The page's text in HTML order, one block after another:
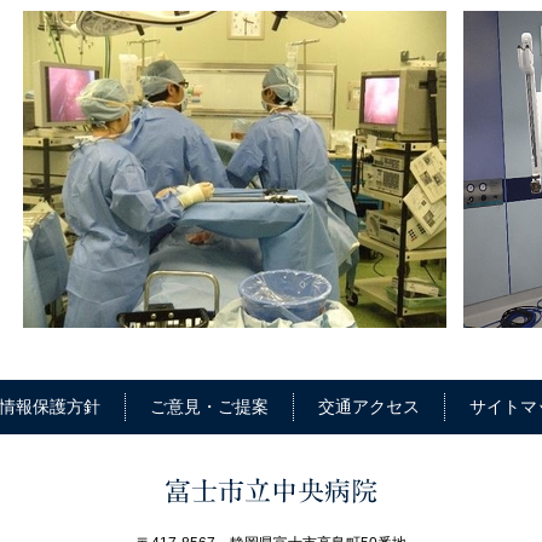
報保護方針 ご意見・ご提案 交通アクセス サイトマ
富士市立中央病院